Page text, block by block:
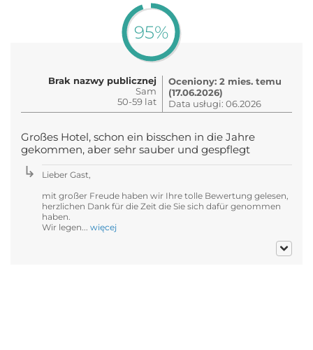
95%
Brak nazwy publicznej
Sam
50-59 lat
Oceniony: 2 mies. temu
(17.06.2026)
Data usługi: 06.2026
Großes Hotel, schon ein bisschen in die Jahre
gekommen, aber sehr sauber und gespflegt
Lieber Gast,
mit großer Freude haben wir Ihre tolle Bewertung gelesen,
herzlichen Dank für die Zeit die Sie sich dafür genommen
haben.
Wir legen... więcej